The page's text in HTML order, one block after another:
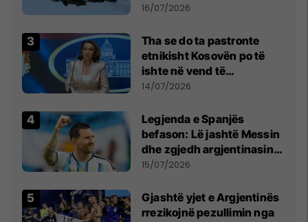
16/07/2026
Tha se do ta pastronte
etnikisht Kosovën po të
ishte në vend të
Millosheviqit, Lëvizja e
kërkon shkarkimin e
menjëhershëm të
Snezhana Paunoviq
14/07/2026
Legjenda e Spanjës
befason: Lë jashtë Messin
dhe zgjedh argjentinasin
më të mirë në botë
15/07/2026
Gjashtë yjet e Argjentinës
rrezikojnë pezullimin nga